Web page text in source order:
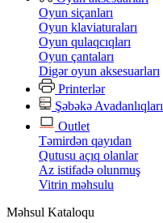
Oyun siçanları
Oyun klaviaturaları
Oyun qulaqcıqları
Oyun çantaları
Digər oyun aksesuarları
Printerlər
Şəbəkə Avadanlıqları
Outlet
Təmirdən qayıdan
Qutusu açıq olanlar
Az istifadə olunmuş
Vitrin məhsulu
Məhsul Kataloqu